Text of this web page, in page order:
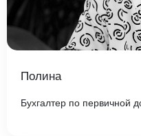
Полина
Бухгалтер по первичной